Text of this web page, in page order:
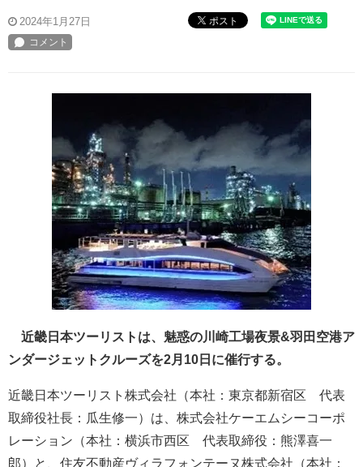
2024年1月27日 ポスト
近畿日本ツーリストは、魅惑の川崎工場夜景&羽田空港ア
ンダージェットクルーズを2月10日に催行する。
近畿日本ツーリスト株式会社（本社：東京都新宿区 代表
取締役社長：瓜生修一）は、株式会社ケーエムシーコーポ
レーション（本社：横浜市西区 代表取締役：熊澤喜一
郎）と、住友不動産ヴィラフォンテーヌ株式会社（本社：